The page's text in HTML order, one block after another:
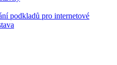
podkladů pro internetové